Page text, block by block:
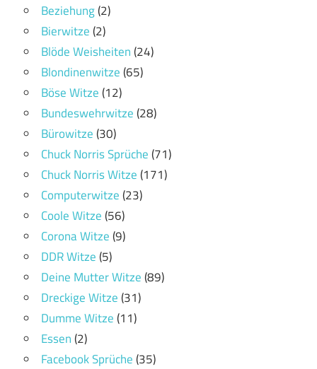
Beziehung(2)
Bierwitze(2)
Blöde Weisheiten(24)
Blondinenwitze(65)
Böse Witze(12)
Bundeswehrwitze(28)
Bürowitze(30)
Chuck Norris Sprüche(71)
Chuck Norris Witze(171)
Computerwitze(23)
Coole Witze(56)
Corona Witze(9)
DDR Witze(5)
Deine Mutter Witze(89)
Dreckige Witze(31)
Dumme Witze(11)
Essen(2)
Facebook Sprüche(35)